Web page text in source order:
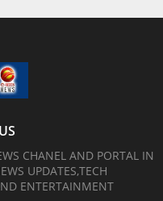
CHANEL AND PORTAL IN
UPDATES,TECH
ENTERTAINMENT